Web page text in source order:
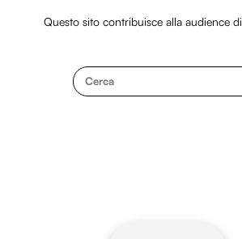
Questo sito contribuisce alla audience di
Cerca